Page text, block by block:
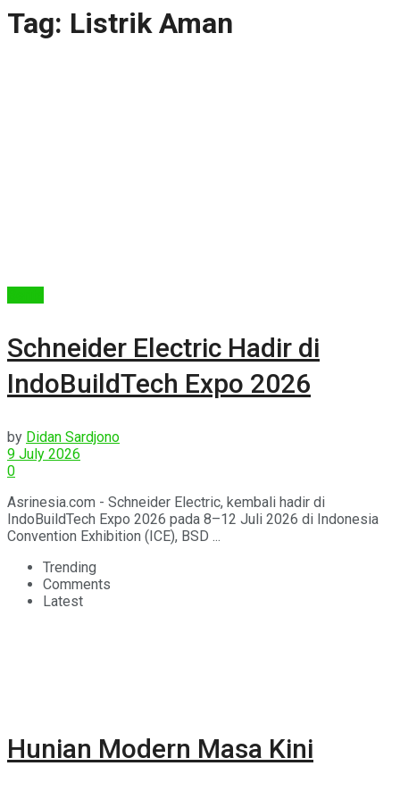
Tag: Listrik Aman
Schneider Electric Hadir di
IndoBuildTech Expo 2026
by Didan Sardjono
9 July 2026
0
Asrinesia.com - Schneider Electric, kembali hadir di
IndoBuildTech Expo 2026 pada 8–12 Juli 2026 di Indonesia
Convention Exhibition (ICE), BSD ...
Trending
Comments
Latest
Hunian Modern Masa Kini